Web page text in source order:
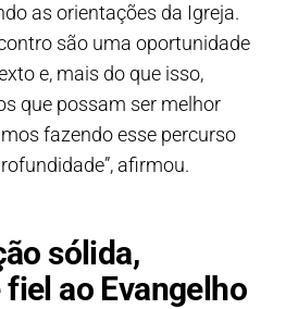
as orientações da Igreja.
são uma oportunidade
e, mais do que isso,
que possam ser melhor
fazendo esse percurso
afirmou.
sólida,
ao Evangelho